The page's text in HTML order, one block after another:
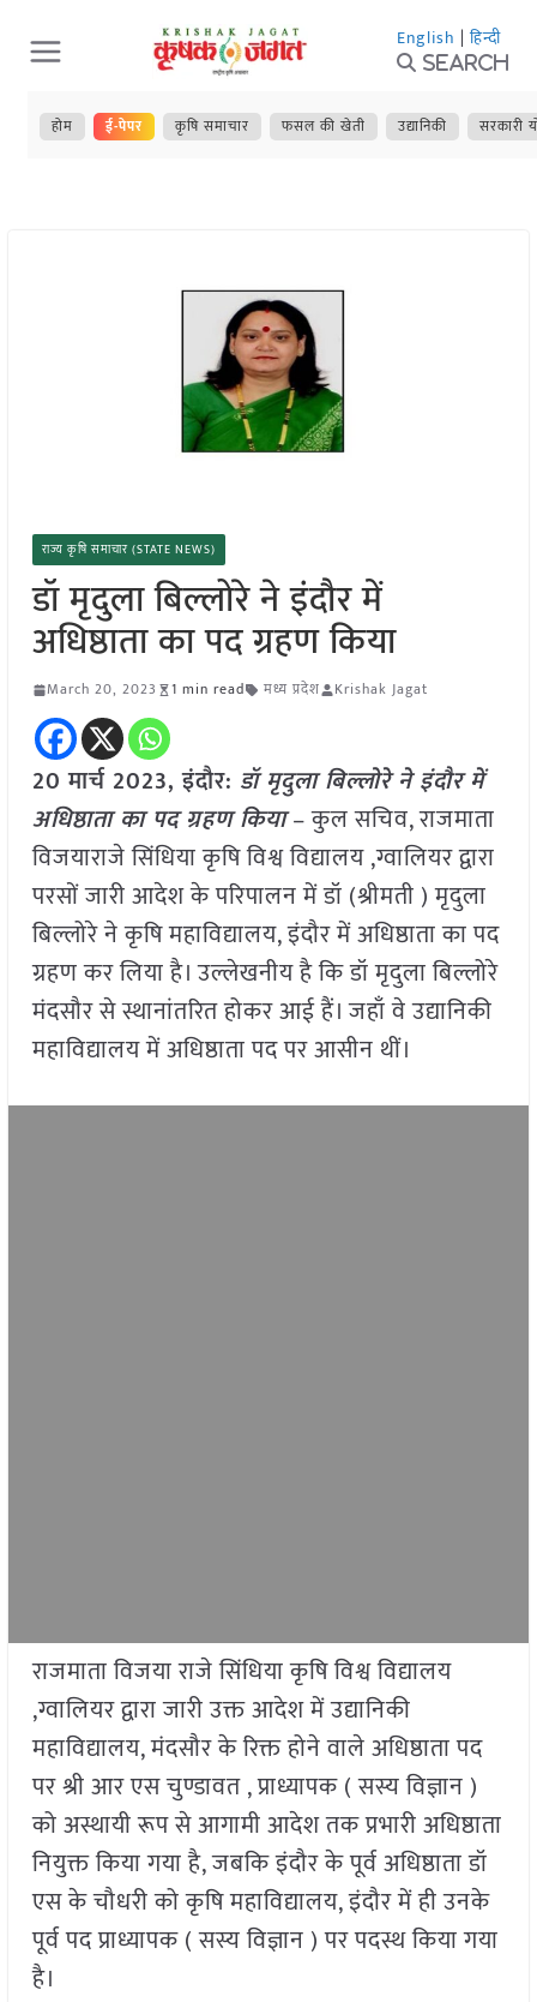
Skip
to
content
English | हिन्दी
Search
होम ई-पेपर कृषि समाचार फसल की खेती उद्यानिकी सरकारी
राज्य कृषि समाचार (STATE NEWS)
डॉ मृदुला बिल्लोरे ने इंदौर में
अधिष्ठाता का पद ग्रहण किया
March 20, 2023 1 min read मध्य प्रदेश Krishak Jagat
20 मार्च 2023, इंदौर: डॉ मृदुला बिल्लोरे ने इंदौर में
अधिष्ठाता का पद ग्रहण किया– कुल सचिव, राजमाता
विजयाराजे सिंधिया कृषि विश्व विद्यालय ,ग्वालियर द्वारा
परसों जारी आदेश के परिपालन में डॉ (श्रीमती ) मृदुला
बिल्लोरे ने कृषि महाविद्यालय, इंदौर में अधिष्ठाता का पद
ग्रहण कर लिया है। उल्लेखनीय है कि डॉ मृदुला बिल्लोरे
मंदसौर से स्थानांतरित होकर आई हैं। जहाँ वे उद्यानिकी
महाविद्यालय में अधिष्ठाता पद पर आसीन थीं।
राजमाता विजया राजे सिंधिया कृषि विश्व विद्यालय
,ग्वालियर द्वारा जारी उक्त आदेश में उद्यानिकी
महाविद्यालय, मंदसौर के रिक्त होने वाले अधिष्ठाता पद
पर श्री आर एस चुण्डावत , प्राध्यापक ( सस्य विज्ञान )
को अस्थायी रूप से आगामी आदेश तक प्रभारी अधिष्ठाता
नियुक्त किया गया है, जबकि इंदौर के पूर्व अधिष्ठाता डॉ
एस के चौधरी को कृषि महाविद्यालय, इंदौर में ही उनके
पूर्व पद प्राध्यापक ( सस्य विज्ञान ) पर पदस्थ किया गया
है।